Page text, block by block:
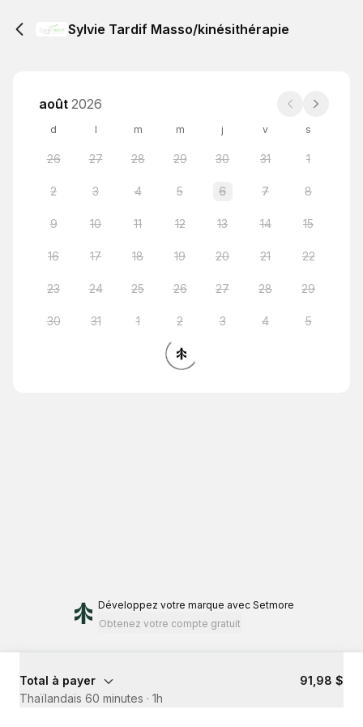
Sylvie Tardif Masso/kinésithérapie
août 2026
d l m m j v s
26 27 28 29 30 31 1
2 3 4 5 6 7 8
9 10 11 12 13 14 15
16 17 18 19 20 21 22
23 24 25 26 27 28 29
30 31 1 2 3 4 5
Développez votre marque avec Setmore
Obtenez votre compte gratuit
Total à payer
91,98 $
Thaïlandais 60 minutes · 1h